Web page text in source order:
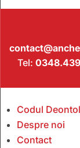
Tel:
Codul
Despre noi
Contact